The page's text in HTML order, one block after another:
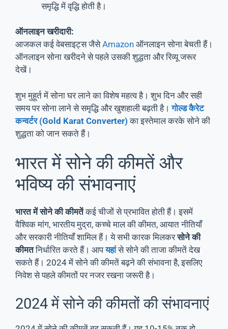
समृद्धि में वृद्धि होती है।
ऑनलाइन खरीदारी:
आजकल कई वेबसाइट्स जैसेAmazon ऑनलाइन सोना बेचती हैं।
ऑनलाइन सोना खरीदने से पहले उसकी शुद्धता और रिव्यू जरूर
देखें।
शुभ मुहूर्त में सोना घर लाने का विशेष महत्व है। शुभ दिन और सही
समय पर सोना लाने से समृद्धि और खुशहाली बढ़ती है।गोल्ड कैरेट
कन्वर्टर (Gold Karat Converter) का इस्तेमाल करके सोने की
शुद्धता को जान सकते हैं।
भारत में सोने की कीमतें और
भविष्य की संभावनाएं
भारत में सोने की कीमतेंकई चीजों से प्रभावित होती हैं। इसमें
वैश्विक मांग, भारतीय मुद्रा, कच्चे माल की कीमत, आयात नीतियाँ
और सरकारी नीतियाँ शामिल हैं। ये सभी कारक मिलकरसोने की
कीमतनिर्धारित करते हैं। आपयहांसे सोने की ताजा कीमतें देख
सकते हैं। 2024 में सोने की कीमतें बढ़ने की संभावना है, इसलिए
निवेश से पहले कीमतों पर नजर रखना जरूरी है।
2024 में सोने की कीमतों की संभावनाएं